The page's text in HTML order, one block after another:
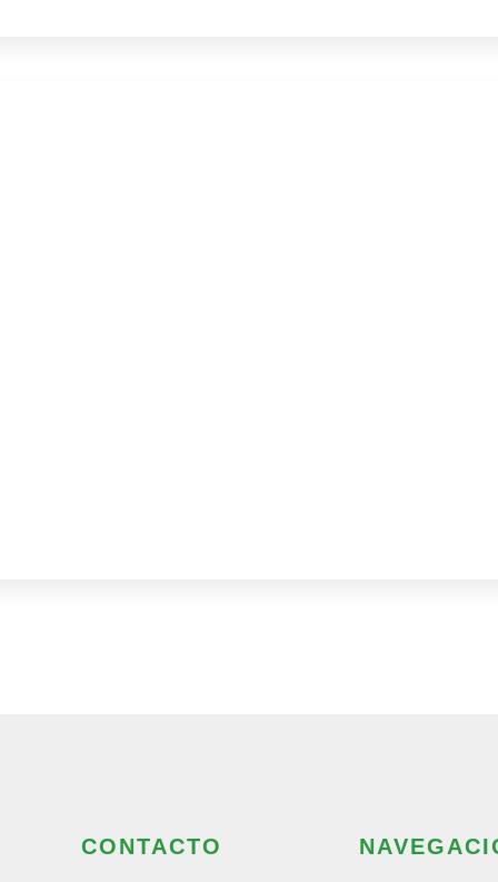
CONTACTO